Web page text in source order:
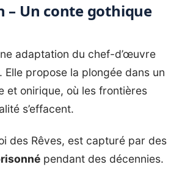
– Un conte gothique
adaptation du chef-d’œuvre
. Elle propose la plongée dans un
et onirique, où les frontières
s’effacent.
des Rêves, est capturé par des
pendant des décennies.